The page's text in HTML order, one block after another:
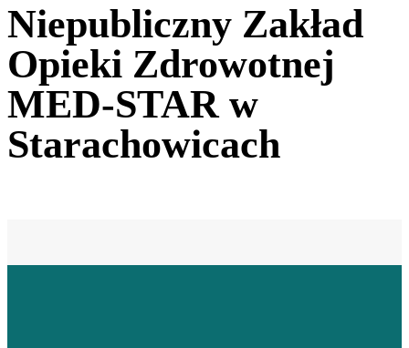
Niepubliczny Zakład
Opieki Zdrowotnej
MED-STAR w
Starachowicach